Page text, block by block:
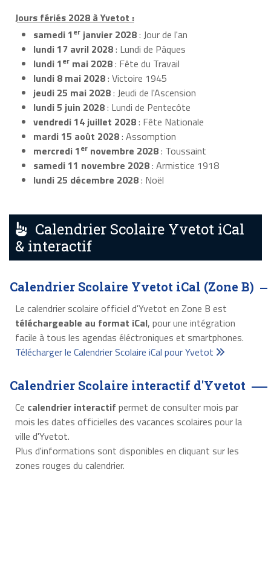
Jours fériés 2028 à Yvetot :
samedi 1er janvier 2028: Jour de l'an
lundi 17 avril 2028: Lundi de Pâques
lundi 1er mai 2028: Fête du Travail
lundi 8 mai 2028: Victoire 1945
jeudi 25 mai 2028: Jeudi de l'Ascension
lundi 5 juin 2028: Lundi de Pentecôte
vendredi 14 juillet 2028: Fête Nationale
mardi 15 août 2028: Assomption
mercredi 1er novembre 2028: Toussaint
samedi 11 novembre 2028: Armistice 1918
lundi 25 décembre 2028: Noël
Calendrier Scolaire Yvetot iCal
& interactif
Calendrier Scolaire Yvetot iCal (Zone B)
Le calendrier scolaire officiel d'Yvetot en Zone B est
téléchargeable au format iCal, pour une intégration
facile à tous les agendas éléctroniques et smartphones.
Télécharger le Calendrier Scolaire iCal pour Yvetot
Calendrier Scolaire interactif d'Yvetot
Ce calendrier interactif permet de consulter mois par
mois les dates officielles des vacances scolaires pour la
ville d'Yvetot.
Plus d'informations sont disponibles en cliquant sur les
zones rouges du calendrier.